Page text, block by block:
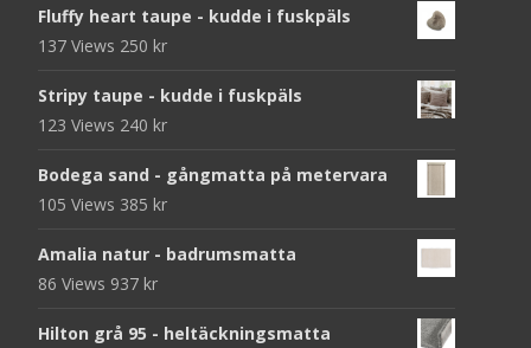
Fluffy heart taupe - kudde i fuskpäls
137 Views 250 kr
Stripy taupe - kudde i fuskpäls
123 Views 240 kr
Bodega sand - gångmatta på metervara
105 Views 385 kr
Amalia natur - badrumsmatta
86 Views 937 kr
Hilton grå 95 - heltäckningsmatta